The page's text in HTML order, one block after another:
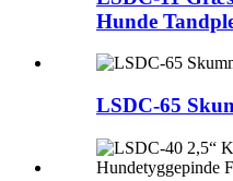
Hunde
LSDC-65